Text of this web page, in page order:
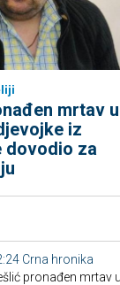
mrtav u
iz
dovodio za
Crna hronika
pronađen mrtav